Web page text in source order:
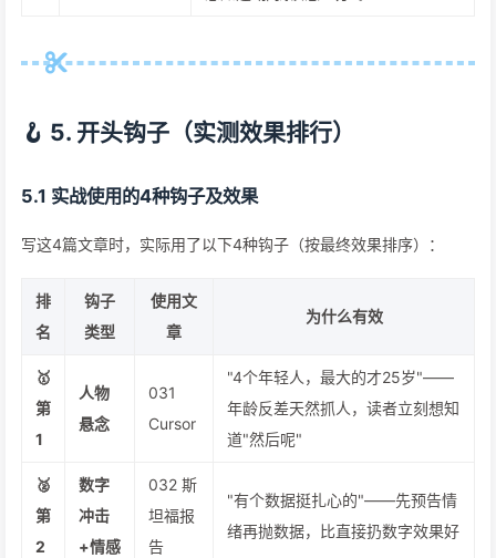
🪝 5. 开头钩子（实测效果排行）
5.1 实战使用的4种钩子及效果
写这4篇文章时，实际用了以下4种钩子（按最终效果排序）：
排
名
钩子
类型
使用文
章
为什么有效
🥇
第
1
人物
悬念
031
Cursor
"4个年轻人，最大的才25岁"——
年龄反差天然抓人，读者立刻想知
道"然后呢"
🥈
第
2
数字
冲击
+情感
032 斯
坦福报
告
"有个数据挺扎心的"——先预告情
绪再抛数据，比直接扔数字效果好